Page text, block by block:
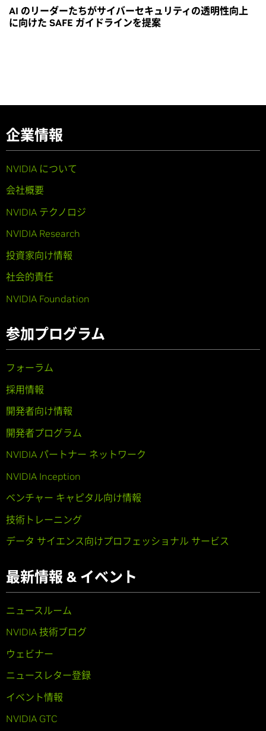
AI のリーダーたちがサイバーセキュリティの透明性向上
に向けた SAFE ガイドラインを提案
企業情報
NVIDIA について
会社概要
NVIDIA テクノロジ
NVIDIA Research
投資家向け情報
社会的責任
NVIDIA Foundation
参加プログラム
フォーラム
採用情報
開発者向け情報
開発者プログラム
NVIDIA パートナー ネットワーク
NVIDIA Inception
ベンチャー キャピタル向け情報
技術トレーニング
データ サイエンス向けプロフェッショナル サービス
最新情報 & イベント
ニュースルーム
NVIDIA 技術ブログ
ウェビナー
ニュースレター登録
イベント情報
NVIDIA GTC